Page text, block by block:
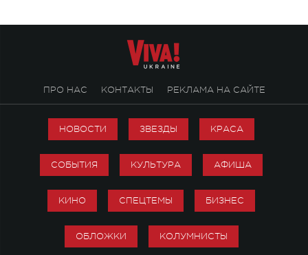
ПРО НАС КОНТАКТЫ РЕКЛАМА НА САЙТЕ
НОВОСТИ ЗВЕЗДЫ КРАСА
СОБЫТИЯ КУЛЬТУРА АФИША
КИНО СПЕЦТЕМЫ БИЗНЕС
ОБЛОЖКИ КОЛУМНИСТЫ